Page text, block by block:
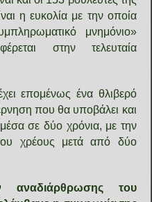
η ευκολία με την οποία
μνημόνιο»
στην τελευταία
επομένως ένα θλιβερό
που θα υποβάλει και
σε δύο χρόνια, με την
χρέους μετά από δύο
του